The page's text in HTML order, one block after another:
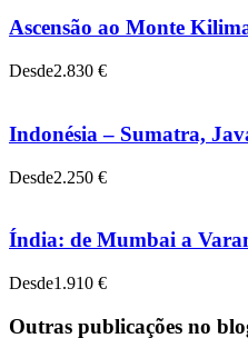
Ascensão ao Monte
Desde2.830 €
Indonésia – Sumatra,
Desde2.250 €
Índia: de Mumbai a
Desde1.910 €
Outras publicações no